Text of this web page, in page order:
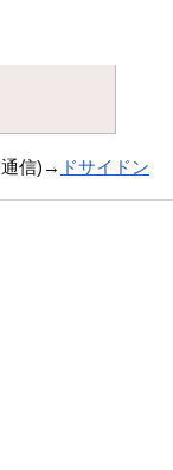
通信)→ ドサイドン